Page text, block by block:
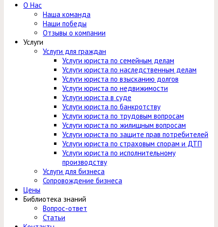
О Нас
Наша команда
Наши победы
Отзывы о компании
Услуги
Услуги для граждан
Услуги юриста по семейным делам
Услуги юриста по наследственным делам
Услуги юриста по взысканию долгов
Услуги юриста по недвижимости
Услуги юриста в суде
Услуги юриста по банкротству
Услуги юриста по трудовым вопросам
Услуги юриста по жилищным вопросам
Услуги юриста по защите прав потребителей
Услуги юриста по страховым спорам и ДТП
Услуги юриста по исполнительному
производству
Услуги для бизнеса
Сопровождение бизнеса
Цены
Библиотека знаний
Вопрос-ответ
Статьи